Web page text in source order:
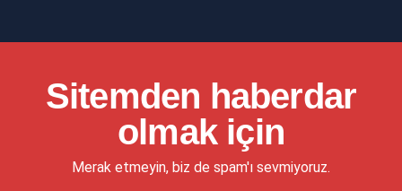
Sitemden haberdar
olmak için
Merak etmeyin, biz de spam'ı sevmiyoruz.